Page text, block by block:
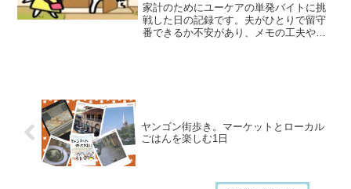
家計のためにユーケアの単発バイトに挑
戦した日の記録です。夫がひとりで留守
番できるか不安があり、メモの工夫やト
ヤンゴン街歩き。マーケットとローカル
ごはんを楽しむ1日